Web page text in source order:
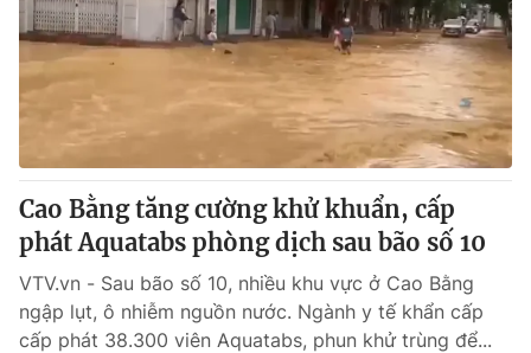
Cao Bằng tăng cường khử khuẩn, cấp
phát Aquatabs phòng dịch sau bão số 10
VTV.vn - Sau bão số 10, nhiều khu vực ở Cao Bằng
ngập lụt, ô nhiễm nguồn nước. Ngành y tế khẩn cấp
cấp phát 38.300 viên Aquatabs, phun khử trùng để...